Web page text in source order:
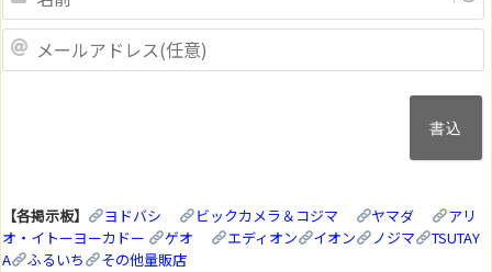
Name
ス
(任
意)
【各掲示板】 ヨドバシ ビックカメラ＆コジマ ヤマダ
アリ
オ・イトーヨーカドー
ゲオ エディオン イオン ノジマ
TSUTAY
A
ふるいち その他量販店